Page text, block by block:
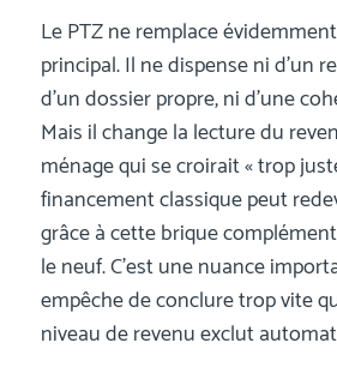
Le PTZ ne remplace
principal. Il ne dispense ni d’un
d’un dossier propre, ni d’une
Mais il change la lecture du
ménage qui se croirait « trop
financement classique peut
grâce à cette brique
le neuf. C’est une nuance
empêche de conclure trop vite
niveau de revenu exclut